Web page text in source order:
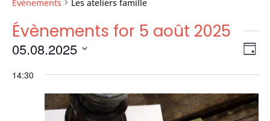
Évènements Les ateliers famille
Évènements for 5 août 2025
de
Jour
05.08.2025
une
14:30